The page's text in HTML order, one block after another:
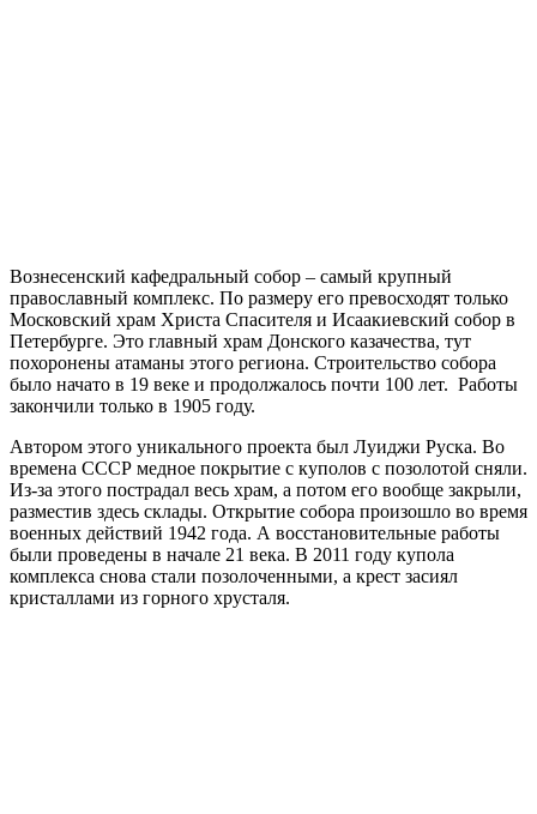
Вознесенский кафедральный собор – самый крупный
православный комплекс. По размеру его превосходят только
Московский храм Христа Спасителя и Исаакиевский собор в
Петербурге. Это главный храм Донского казачества, тут
похоронены атаманы этого региона. Строительство собора
было начато в 19 веке и продолжалось почти 100 лет. Работы
закончили только в 1905 году.
Автором этого уникального проекта был Луиджи Руска. Во
времена СССР медное покрытие с куполов с позолотой сняли.
Из-за этого пострадал весь храм, а потом его вообще закрыли,
разместив здесь склады. Открытие собора произошло во время
военных действий 1942 года. А восстановительные работы
были проведены в начале 21 века. В 2011 году купола
комплекса снова стали позолоченными, а крест засиял
кристаллами из горного хрусталя.